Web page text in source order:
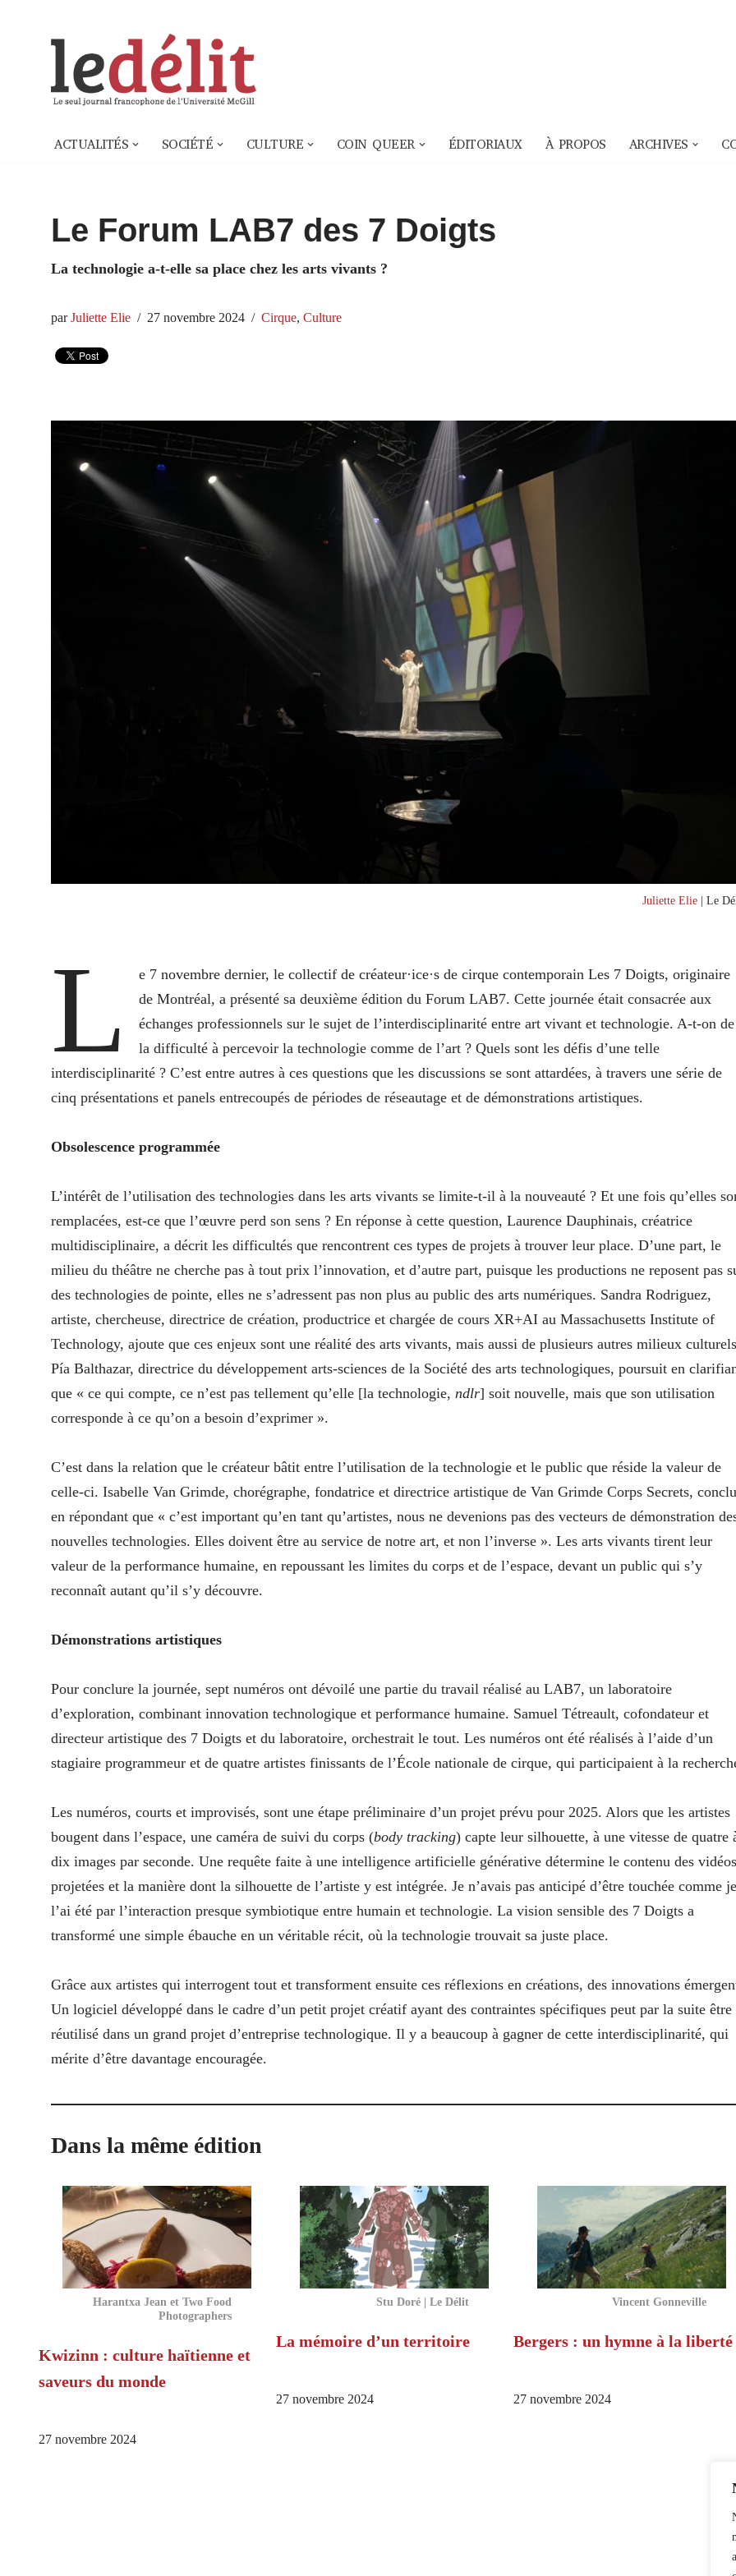
ACTUALITÉS SOCIÉTÉ CULTURE COIN QUEER ÉDITORIAUX À PROPOS ARCHIVES
Le Forum LAB7 des 7 Doigts
La technologie a‑t-elle sa place chez les arts vivants ?
parJuliette Elie 27 novembre 2024 Cirque, Culture
Juliette Elie | Le
L
e 7 novembre dernier, le collectif de créateur·ice·s de cirque contemporain Les 7 Doigts, originaire
de Montréal, a présenté sa deuxième édition du Forum LAB7. Cette journée était consacrée aux
échanges professionnels sur le sujet de l’interdisciplinarité entre art vivant et technologie. A‑t-on de
la difficulté à percevoir la technologie comme de l’art ? Quels sont les défis d’une telle
interdisciplinarité ? C’est entre autres à ces questions que les discussions se sont attardées, à travers une série de
cinq présentations et panels entrecoupés de périodes de réseautage et de démonstrations artistiques.
Obsolescence programmée
L’intérêt de l’utilisation des technologies dans les arts vivants se limite-t-il à la nouveauté ? Et une fois qu’elles
remplacées, est-ce que l’œuvre perd son sens ? En réponse à cette question, Laurence Dauphinais, créatrice
multidisciplinaire, a décrit les difficultés que rencontrent ces types de projets à trouver leur place. D’une part, le
milieu du théâtre ne cherche pas à tout prix l’innovation, et d’autre part, puisque les productions ne reposent pas
des technologies de pointe, elles ne s’adressent pas non plus au public des arts numériques. Sandra Rodriguez,
artiste, chercheuse, directrice de création, productrice et chargée de cours XR+AI au Massachusetts Institute of
Technology, ajoute que ces enjeux sont une réalité des arts vivants, mais aussi de plusieurs autres milieux
Pía Balthazar, directrice du développement arts-sciences de la Société des arts technologiques, poursuit en
que « ce qui compte, ce n’est pas tellement qu’elle [la technologie, ndlr] soit nouvelle, mais que son utilisation
corresponde à ce qu’on a besoin d’exprimer ».
C’est dans la relation que le créateur bâtit entre l’utilisation de la technologie et le public que réside la valeur de
celle-ci. Isabelle Van Grimde, chorégraphe, fondatrice et directrice artistique de Van Grimde Corps Secrets,
en répondant que « c’est important qu’en tant qu’artistes, nous ne devenions pas des vecteurs de démonstration
nouvelles technologies. Elles doivent être au service de notre art, et non l’inverse ». Les arts vivants tirent leur
valeur de la performance humaine, en repoussant les limites du corps et de l’espace, devant un public qui s’y
reconnaît autant qu’il s’y découvre.
Démonstrations artistiques
Pour conclure la journée, sept numéros ont dévoilé une partie du travail réalisé au LAB7, un laboratoire
d’exploration, combinant innovation technologique et performance humaine. Samuel Tétreault, cofondateur et
directeur artistique des 7 Doigts et du laboratoire, orchestrait le tout. Les numéros ont été réalisés à l’aide d’un
stagiaire programmeur et de quatre artistes finissants de l’École nationale de cirque, qui participaient à la
Les numéros, courts et improvisés, sont une étape préliminaire d’un projet prévu pour 2025. Alors que les artistes
bougent dans l’espace, une caméra de suivi du corps (body tracking) capte leur silhouette, à une vitesse de quatre
dix images par seconde. Une requête faite à une intelligence artificielle générative détermine le contenu des vidéos
projetées et la manière dont la silhouette de l’artiste y est intégrée. Je n’avais pas anticipé d’être touchée comme je
l’ai été par l’interaction presque symbiotique entre humain et technologie. La vision sensible des 7 Doigts a
transformé une simple ébauche en un véritable récit, où la technologie trouvait sa juste place.
Grâce aux artistes qui interrogent tout et transforment ensuite ces réflexions en créations, des innovations
Un logiciel développé dans le cadre d’un petit projet créatif ayant des contraintes spécifiques peut par la suite être
réutilisé dans un grand projet d’entreprise technologique. Il y a beaucoup à gagner de cette interdisciplinarité, qui
mérite d’être davantage encouragée.
Dans la même édition
Harantxa Jean et Two Food
Photographers
Kwizinn : culture haïtienne et
saveurs du monde
27 novembre 2024
Stu Doré | Le Délit
La mémoire d’un territoire
27 novembre 2024
Vincent Gonneville
Bergers : un hymne à la liberté
27 novembre 2024